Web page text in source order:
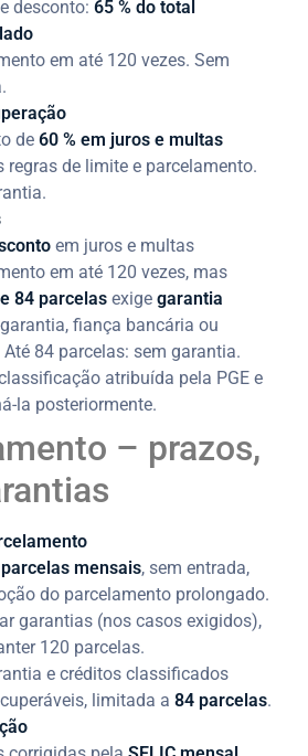
desconto:65 % do total
em até 120 vezes. Sem
de60 % em juros e multas
regras de limite e parcelamento.
em juros e multas
em até 120 vezes, mas
84 parcelas exigegarantia
fiança bancária ou
84 parcelas: sem garantia.
atribuída pela PGE e
la posteriormente.
– prazos,
mensais, sem entrada,
do parcelamento prolongado.
garantias (nos casos exigidos),
120 parcelas.
e créditos classificados
limitada a84 parcelas.